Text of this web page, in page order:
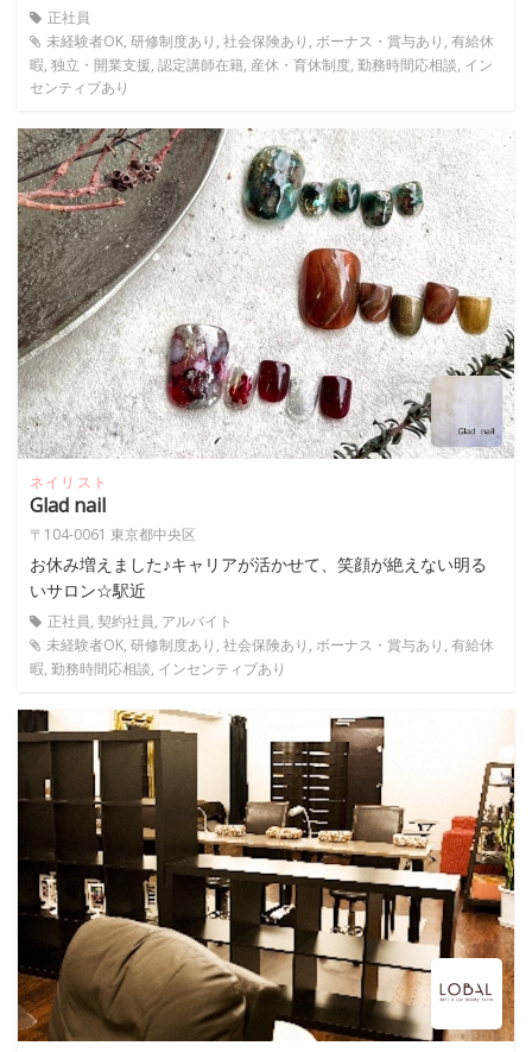
正社員
未経験者OK, 研修制度あり, 社会保険あり, ボーナス・賞与あり, 有給休
暇, 独立・開業支援, 認定講師在籍, 産休・育休制度, 勤務時間応相談, イン
センティブあり
ネイリスト
Glad nail
〒104-0061 東京都中央区
お休み増えました♪キャリアが活かせて、笑顔が絶えない明る
いサロン☆駅近
正社員, 契約社員, アルバイト
未経験者OK, 研修制度あり, 社会保険あり, ボーナス・賞与あり, 有給休
暇, 勤務時間応相談, インセンティブあり